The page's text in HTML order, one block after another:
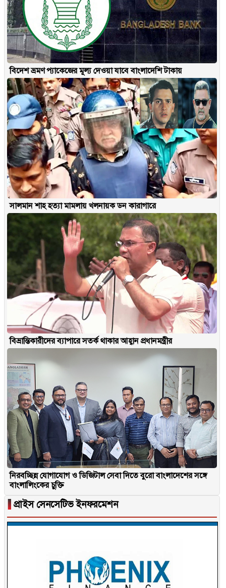
বিদেশ ভ্রমণ প্যাকেজের মূল্য দেওয়া যাবে বাংলাদেশি টাকায়
সালমান শাহ হত্যা মামলায় খলনায়ক ডন কারাগারে
বিভ্রান্তিকারীদের ব্যাপারে সতর্ক থাকার আহ্বান প্রধানমন্ত্রীর
নিরবচ্ছিন্ন যোগাযোগ ও ডিজিটাল সেবা দিতে বুরো বাংলাদেশের সঙ্গে
বাংলালিংকের চুক্তি
▐ প্রাইস সেনসেটিভ ইনফরমেশন